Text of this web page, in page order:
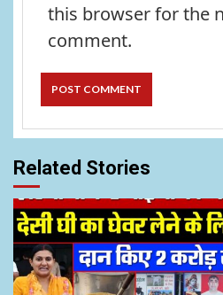
this browser for the
comment.
Related Stories